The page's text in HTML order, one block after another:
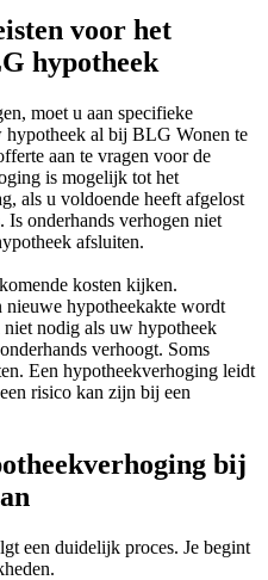
voor het
hypotheek
moet u aan specifieke
al bij BLG Wonen te
aan te vragen voor de
is mogelijk tot het
als u voldoende heeft afgelost
onderhands verhogen niet
afsluiten.
kosten kijken.
nieuwe hypotheekakte wordt
nodig als uw hypotheek
verhoogt. Soms
Een hypotheekverhoging leidt
risico kan zijn bij een
bij
een duidelijk proces. Je begint